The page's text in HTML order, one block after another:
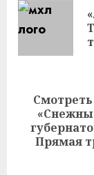
чтение
Следующая
запись:
Прямая